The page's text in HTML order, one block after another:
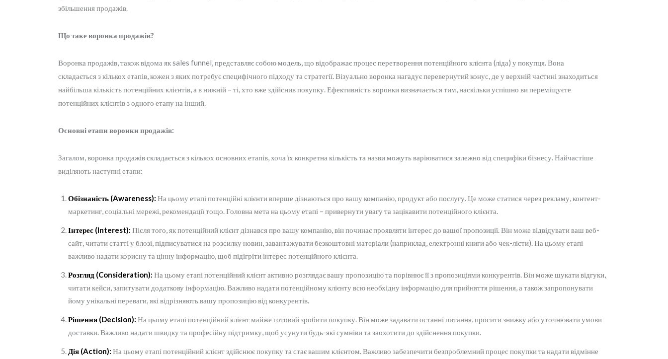
збільшення продажів.
Що таке воронка продажів?
Воронка продажів, також відома як sales funnel, представляє собою модель, що відображає процес перетворення потенційного клієнта (ліда) у покупця. Вона
складається з кількох етапів, кожен з яких потребує специфічного підходу та стратегії. Візуально воронка нагадує перевернутий конус, де у верхній частині знаходиться
найбільша кількість потенційних клієнтів, а в нижній – ті, хто вже здійснив покупку. Ефективність воронки визначається тим, наскільки успішно ви переміщуєте
потенційних клієнтів з одного етапу на інший.
Основні етапи воронки продажів:
Загалом, воронка продажів складається з кількох основних етапів, хоча їх конкретна кількість та назви можуть варіюватися залежно від специфіки бізнесу. Найчастіше
виділяють наступні етапи:
Обізнаність (Awareness): На цьому етапі потенційні клієнти вперше дізнаються про вашу компанію, продукт або послугу. Це може статися через рекламу, контент-
маркетинг, соціальні мережі, рекомендації тощо. Головна мета на цьому етапі – привернути увагу та зацікавити потенційного клієнта.
Інтерес (Interest): Після того, як потенційний клієнт дізнався про вашу компанію, він починає проявляти інтерес до вашої пропозиції. Він може відвідувати ваш веб-
сайт, читати статті у блозі, підписуватися на розсилку новин, завантажувати безкоштовні матеріали (наприклад, електронні книги або чек-лісти). На цьому етапі
важливо надати корисну та цінну інформацію, щоб підігріти інтерес потенційного клієнта.
Розгляд (Consideration): На цьому етапі потенційний клієнт активно розглядає вашу пропозицію та порівнює її з пропозиціями конкурентів. Він може шукати відгуки,
читати кейси, запитувати додаткову інформацію. Важливо надати потенційному клієнту всю необхідну інформацію для прийняття рішення, а також запропонувати
йому унікальні переваги, які відрізняють вашу пропозицію від конкурентів.
Рішення (Decision): На цьому етапі потенційний клієнт майже готовий зробити покупку. Він може задавати останні питання, просити знижку або уточнювати умови
доставки. Важливо надати швидку та професійну підтримку, щоб усунути будь-які сумніви та заохотити до здійснення покупки.
Дія (Action): На цьому етапі потенційний клієнт здійснює покупку та стає вашим клієнтом. Важливо забезпечити безпроблемний процес покупки та надати відмінне